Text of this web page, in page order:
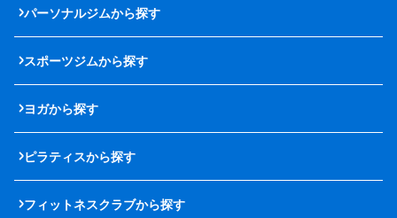
パーソナルジムから探す
スポーツジムから探す
ヨガから探す
ピラティスから探す
フィットネスクラブから探す